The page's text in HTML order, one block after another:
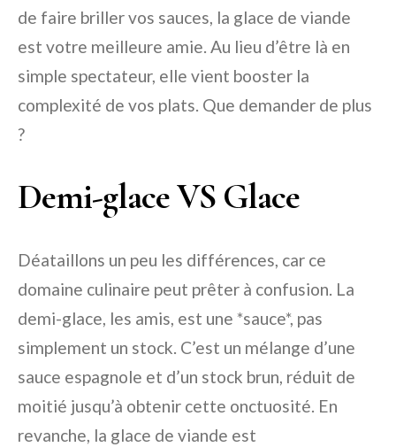
de faire briller vos sauces, la glace de viande
est votre meilleure amie. Au lieu d’être là en
simple spectateur, elle vient booster la
complexité de vos plats. Que demander de plus
?
Demi-glace VS Glace
Déataillons un peu les différences, car ce
domaine culinaire peut prêter à confusion. La
demi-glace, les amis, est une *sauce*, pas
simplement un stock. C’est un mélange d’une
sauce espagnole et d’un stock brun, réduit de
moitié jusqu’à obtenir cette onctuosité. En
revanche, la glace de viande est